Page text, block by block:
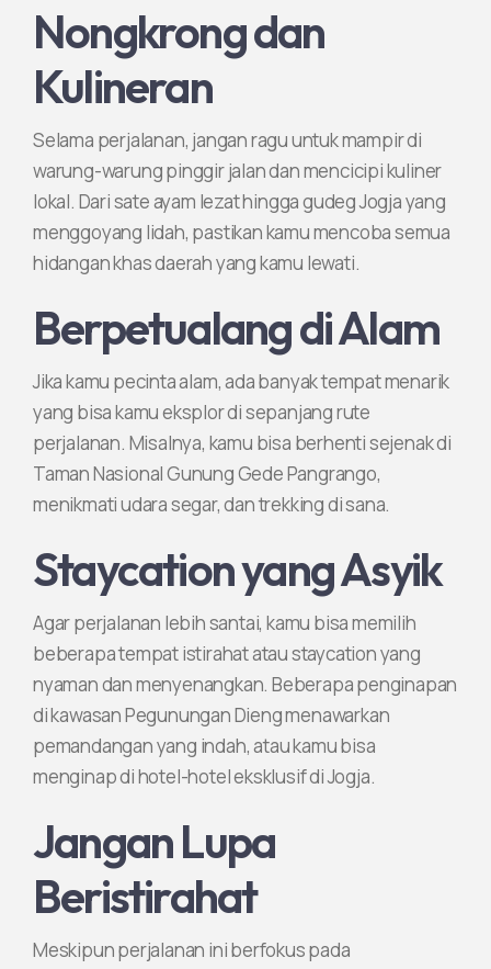
Nongkrong dan
Kulineran
Selama perjalanan, jangan ragu untuk mampir di
warung-warung pinggir jalan dan mencicipi kuliner
lokal. Dari sate ayam lezat hingga gudeg Jogja yang
menggoyang lidah, pastikan kamu mencoba semua
hidangan khas daerah yang kamu lewati.
Berpetualang di Alam
Jika kamu pecinta alam, ada banyak tempat menarik
yang bisa kamu eksplor di sepanjang rute
perjalanan. Misalnya, kamu bisa berhenti sejenak di
Taman Nasional Gunung Gede Pangrango,
menikmati udara segar, dan trekking di sana.
Staycation yang Asyik
Agar perjalanan lebih santai, kamu bisa memilih
beberapa tempat istirahat atau staycation yang
nyaman dan menyenangkan. Beberapa penginapan
di kawasan Pegunungan Dieng menawarkan
pemandangan yang indah, atau kamu bisa
menginap di hotel-hotel eksklusif di Jogja.
Jangan Lupa
Beristirahat
Meskipun perjalanan ini berfokus pada